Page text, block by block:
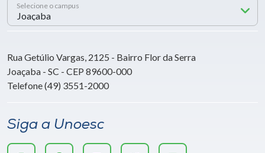
Selecione o campus
Rua Getúlio Vargas, 2125 - Bairro Flor da Serra
Joaçaba - SC - CEP 89600-000
Telefone (49) 3551-2000
Siga a Unoesc